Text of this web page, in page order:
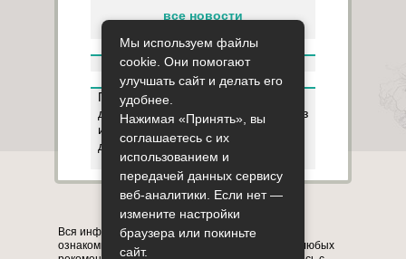
все новости
Пользуясь данным ресурсом вы
даёте разрешение на сбор, анализ
и хранение своих персональных
данных согласно Правилам
Карта сайта О сайте Контакты
Вся информация на сайте представлена в
ознакомительных целях. Перед применением любых
Мы используем файлы
cookie. Они помогают
улучшать сайт и делать его
удобнее.
Нажимая «Принять», вы
соглашаетесь с их
использованием и
передачей данных сервису
веб-аналитики. Если нет —
измените настройки
браузера или покиньте
сайт.